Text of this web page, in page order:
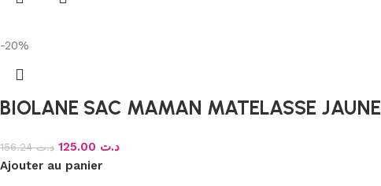
-20%
BIOLANE SAC MAMAN MATELASSE JAUNE
د.ت156.24 د.ت
Ajouter au panier